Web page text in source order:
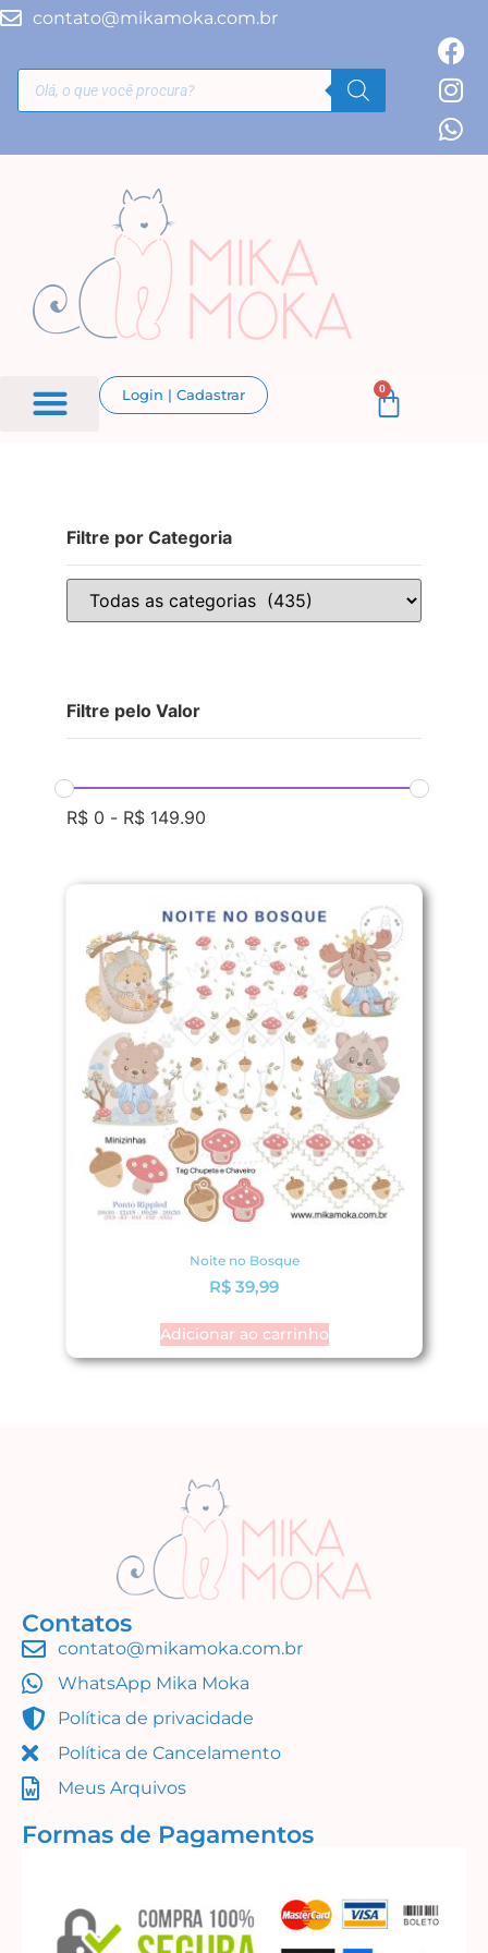
contato@mikamoka.com.br
Login | Cadastrar 0
Filtre por Categoria
Filtre pelo Valor
R$ 0 - R$ 149.90
Noite no Bosque
R$ 39,99
Adicionar ao carrinho
Contatos
contato@mikamoka.com.br
WhatsApp Mika Moka
Política de privacidade
Política de Cancelamento
Meus Arquivos
Formas de Pagamentos